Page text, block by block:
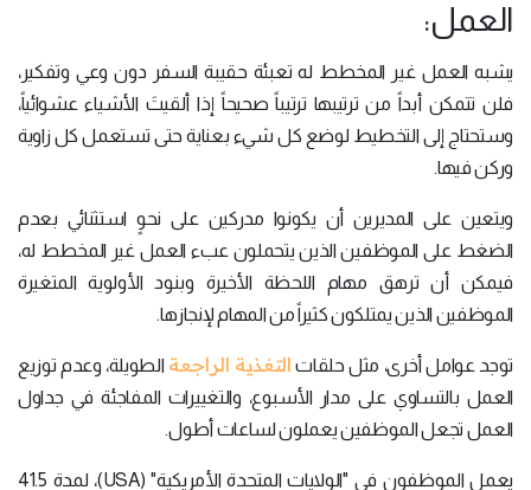
العمل:
يشبه العمل غير المخطط له تعبئة حقيبة السفر دون وعي وتفكير،
فلن تتمكن أبداً من ترتيبها ترتيباً صحيحاً إذا ألقيتَ الأشياء عشوائياً،
وستحتاج إلى التخطيط لوضع كل شيء بعناية حتى تستعمل كل زاوية
وركن فيها.
ويتعين على المديرين أن يكونوا مدركين على نحوٍ استثنائي بعدم
الضغط على الموظفين الذين يتحملون عبء العمل غير المخطط له،
فيمكن أن ترهق مهام اللحظة الأخيرة وبنود الأولوية المتغيرة
الموظفين الذين يمتلكون كثيراً من المهام لإنجازها.
توجد عوامل أخرى، مثل حلقات التغذية الراجعة الطويلة، وعدم توزيع
العمل بالتساوي على مدار الأسبوع، والتغييرات المفاجئة في جداول
العمل تجعل الموظفين يعملون لساعات أطول.
يعمل الموظفون في "الولايات المتحدة الأمريكية" (USA)، لمدة 41.5